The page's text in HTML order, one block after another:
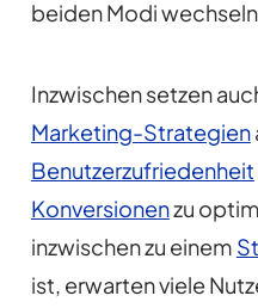
beiden Modi
Inzwischen setzen
Marketing-Strategien
Benutzerzufriedenheit
Konversionenzu
inzwischen zu einem
ist, erwarten viele